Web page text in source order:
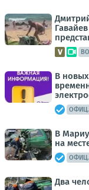
В
ОФИЦ.
В
на
ОФИЦ.
Два